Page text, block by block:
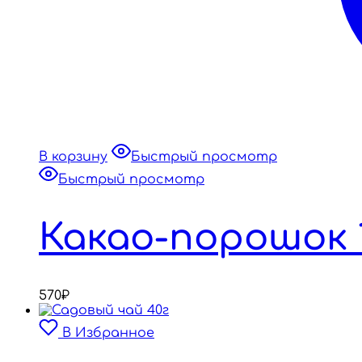
В корзину
Быстрый просмотр
Быстрый просмотр
Какао-порошок
570₽
В Избранное